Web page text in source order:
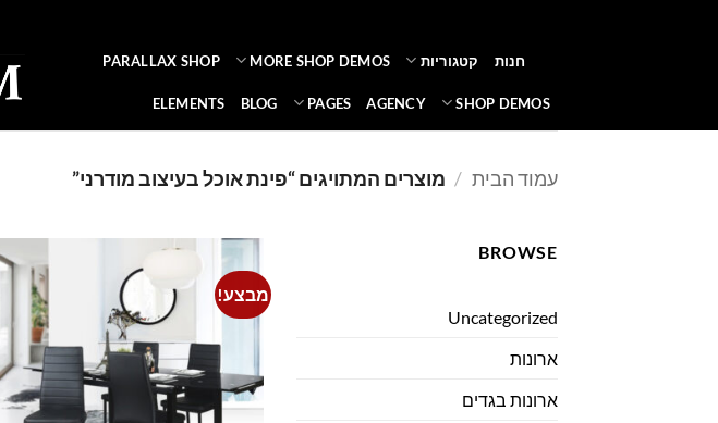
חנות קטגוריות MORE SHOP DEMOS
PARALLAX SHOP
SHOP DEMOS
AGENCY
PAGES
BLOG
ELEMENTS
עמוד הבית / מוצרים המתויגים “פינת אוכל בעיצוב מודרני”
BROWSE
Uncategorized
ארונות
ארונות בגדים
מבצע!
Add to
wishlist